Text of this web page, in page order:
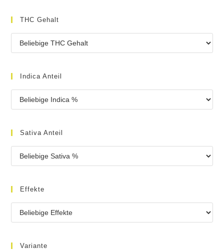
THC Gehalt
Indica Anteil
Sativa Anteil
Effekte
Variante